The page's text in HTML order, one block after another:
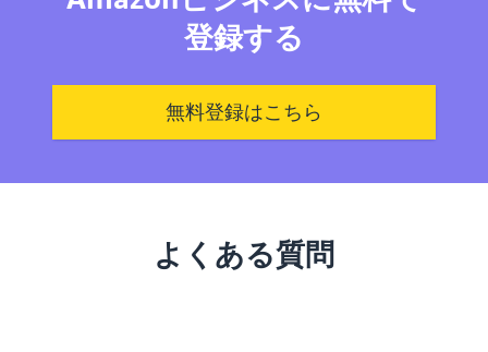
登録する
無料登録はこちら
よくある質問